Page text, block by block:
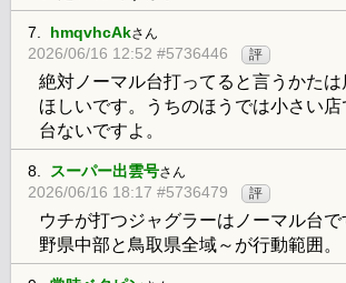
7. hmqvhcAkさん
2026/06/16 12:52 #5736446 評
絶対ノーマル台打ってると言うかたは
ほしいです。うちのほうでは小さい
台ないですよ。
8. スーパー出雲号さん
2026/06/16 18:17 #5736479 評
ウチが打つジャグラーはノーマル台
野県中部と鳥取県全域～が行動範囲。